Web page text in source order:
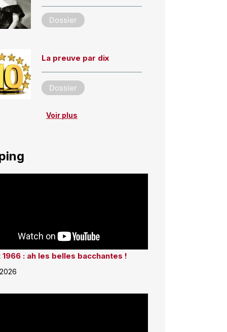
Dossier
La preuve par dix
Dossier
Voir plus
1966 : ah les belles bacchantes !